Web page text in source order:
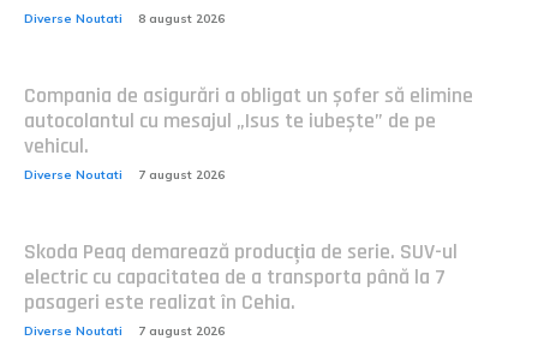
Diverse Noutati 8 august 2026
Compania de asigurări a obligat un șofer să elimine
autocolantul cu mesajul „Isus te iubește” de pe
vehicul.
Diverse Noutati 7 august 2026
Skoda Peaq demarează producția de serie. SUV-ul
electric cu capacitatea de a transporta până la 7
pasageri este realizat în Cehia.
Diverse Noutati 7 august 2026